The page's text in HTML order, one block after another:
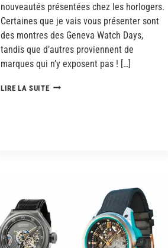
nouveautés présentées chez les horlogers.
Certaines que je vais vous présenter sont
des montres des Geneva Watch Days,
tandis que d’autres proviennent de
marques qui n’y exposent pas ! […]
LIRE LA SUITE